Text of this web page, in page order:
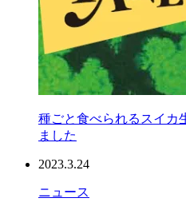
種ごと食べられるスイカ
ました
2023.3.24
ニュース